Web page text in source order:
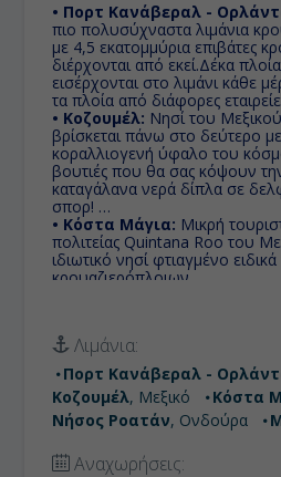
• Πορτ Κανάβεραλ -
πιο πολυσύχναστα λιμάνια
με 4,5 εκατομμύρια επιβάτες
διέρχονται από εκεί.Δέκα
εισέρχονται στο λιμάνι κάθε
τα πλοία από διάφορες
• Κοζουμέλ: Νησί του
βρίσκεται πάνω στο δεύτερο
κοραλλιογενή ύφαλο του
βουτιές που θα σας κόψουν
καταγάλανα νερά δίπλα σε
σπορ!
• Κόστα Μάγια: Μικρή
πολιτείας Quintana Roo του
ιδιωτικό νησί φτιαγμένο
κρουαζιερόπλοιων.
Βρίσκεται
Útila και Guanaja, και είναι το
Ονδούρας Bay Νήσων. Είναι
χιλιόμετρα, και λιγότερο από 8
ευρύτερο σημείο του.
• Μπελίζ:Τα αποτελέσματα
γνώμονα την οικονομία της
σημαντικά, καθώς για πρώτη
το Μπελίζ τη χρονιά του
εκατομμύριο τουρίστες σε ένα
Λιμάνια:
Πορτ Κανάβεραλ -
Κοζουμέλ, Μεξικό Κόστα
Νήσος Ροατάν, Ονδούρα
Αναχωρήσεις: